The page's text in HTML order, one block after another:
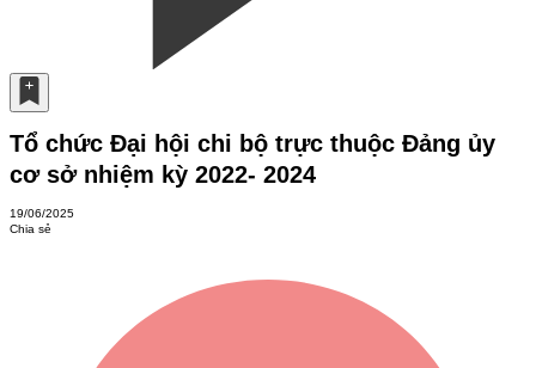
Tổ chức Đại hội chi bộ trực thuộc Đảng ủy
cơ sở nhiệm kỳ 2022- 2024
19/06/2025
Chia sẻ